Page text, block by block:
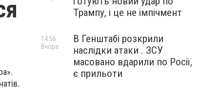
Трампу, і це не імпічмент
В Генштабі розкрили
наслідки атаки . ЗСУ
масовано вдарили по Росії,
є прильоти
14:56
Вчора